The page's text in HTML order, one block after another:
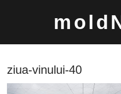
ziua-vinului-40